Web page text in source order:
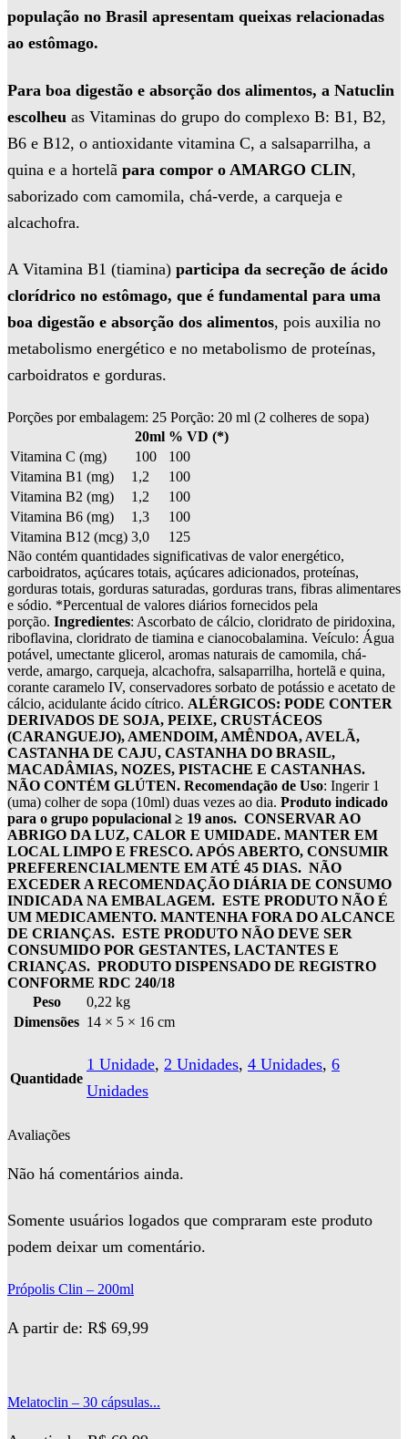
população no Brasil apresentam queixas relacionadas
ao estômago.
Para boa digestão e absorção dos alimentos, a Natuclin
escolheu as Vitaminas do grupo do complexo B: B1, B2,
B6 e B12, o antioxidante vitamina C, a salsaparrilha, a
quina e a hortelã para compor o AMARGO CLIN,
saborizado com camomila, chá-verde, a carqueja e
alcachofra.
A Vitamina B1 (tiamina) participa da secreção de ácido
clorídrico no estômago, que é fundamental para uma
boa digestão e absorção dos alimentos, pois auxilia no
metabolismo energético e no metabolismo de proteínas,
carboidratos e gorduras.
Porções por embalagem: 25 Porção: 20 ml (2 colheres de sopa)
20ml % VD (*)
Vitamina C (mg)
100
100
Vitamina B1 (mg)
1,2
100
Vitamina B2 (mg)
1,2
100
Vitamina B6 (mg)
1,3
100
Vitamina B12 (mcg) 3,0
125
Não contém quantidades significativas de valor energético,
carboidratos, açúcares totais, açúcares adicionados, proteínas,
gorduras totais, gorduras saturadas, gorduras trans, fibras alimentares
e sódio. *Percentual de valores diários fornecidos pela
porção. Ingredientes: Ascorbato de cálcio, cloridrato de piridoxina,
riboflavina, cloridrato de tiamina e cianocobalamina. Veículo: Água
potável, umectante glicerol, aromas naturais de camomila, chá-
verde, amargo, carqueja, alcachofra, salsaparrilha, hortelã e quina,
corante caramelo IV, conservadores sorbato de potássio e acetato de
cálcio, acidulante ácido cítrico. ALÉRGICOS: PODE CONTER
DERIVADOS DE SOJA, PEIXE, CRUSTÁCEOS
(CARANGUEJO), AMENDOIM, AMÊNDOA, AVELÃ,
CASTANHA DE CAJU, CASTANHA DO BRASIL,
MACADÂMIAS, NOZES, PISTACHE E CASTANHAS.
NÃO CONTÉM GLÚTEN. Recomendação de Uso: Ingerir 1
(uma) colher de sopa (10ml) duas vezes ao dia. Produto indicado
para o grupo populacional ≥ 19 anos. CONSERVAR AO
ABRIGO DA LUZ, CALOR E UMIDADE. MANTER EM
LOCAL LIMPO E FRESCO. APÓS ABERTO, CONSUMIR
PREFERENCIALMENTE EM ATÉ 45 DIAS. NÃO
EXCEDER A RECOMENDAÇÃO DIÁRIA DE CONSUMO
INDICADA NA EMBALAGEM. ESTE PRODUTO NÃO É
UM MEDICAMENTO. MANTENHA FORA DO ALCANCE
DE CRIANÇAS. ESTE PRODUTO NÃO DEVE SER
CONSUMIDO POR GESTANTES, LACTANTES E
CRIANÇAS. PRODUTO DISPENSADO DE REGISTRO
CONFORME RDC 240/18
Peso
0,22 kg
Dimensões 14 × 5 × 16 cm
Quantidade
1 Unidade, 2 Unidades, 4 Unidades, 6
Unidades
Avaliações
Não há comentários ainda.
Somente usuários logados que compraram este produto
podem deixar um comentário.
Própolis Clin – 200ml
A partir de: R$ 69,99
Melatoclin – 30 cápsulas...